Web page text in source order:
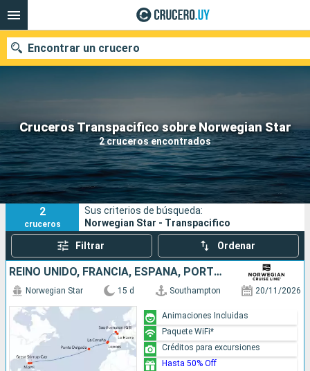
Cruceros Transpacifico sobre Norwegian Star
2 cruceros encontrados
Encontrar un crucero
Nuestros destinos
Fecha de salida
Puertos Compañías
Buscar
2
cruceros
Sus criterios de búsqueda:
Norwegian Star - Transpacifico
Filtrar Ordenar
REINO UNIDO, FRANCIA, ESPAÑA, PORTUGAL, BAHAMAS, ESTADOS UNIDOS
Norwegian Star 15 d Southampton 20/11/2026
Animaciones Incluidas
Paquete WiFi*
Créditos para excursiones
Hasta 50% Off